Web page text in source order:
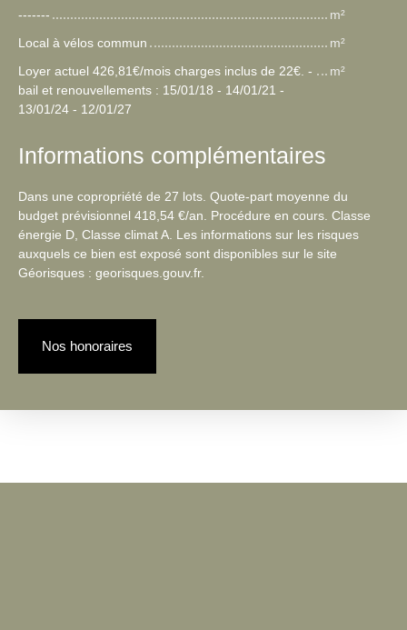
-------
m²
Local à vélos commun
m²
Loyer actuel 426,81€/mois charges inclus de 22€. -
bail et renouvellements : 15/01/18 - 14/01/21 -
13/01/24 - 12/01/27
m²
Informations complémentaires
Dans une copropriété de 27 lots. Quote-part moyenne du
budget prévisionnel 418,54 €/an. Procédure en cours. Classe
énergie D, Classe climat A. Les informations sur les risques
auxquels ce bien est exposé sont disponibles sur le site
Géorisques : georisques.gouv.fr.
Nos honoraires